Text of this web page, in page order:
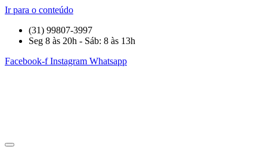
Ir para o conteúdo
(31) 99807-3997
Seg 8 às 20h - Sáb: 8 às 13h
Facebook-f Instagram Whatsapp